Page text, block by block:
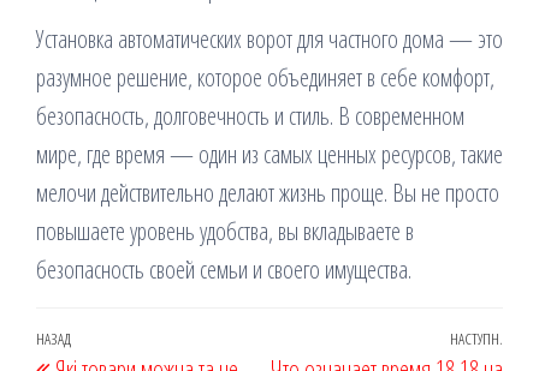
Установка автоматических ворот для частного дома — это
разумное решение, которое объединяет в себе комфорт,
безопасность, долговечность и стиль. В современном
мире, где время — один из самых ценных ресурсов, такие
мелочи действительно делают жизнь проще. Вы не просто
повышаете уровень удобства, вы вкладываете в
безопасность своей семьи и своего имущества.
Навігація
Попередній
НАЗАД НАСТУПН.